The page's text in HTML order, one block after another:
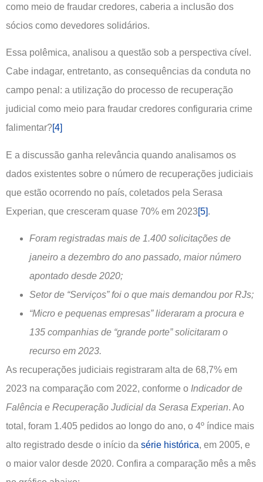
como meio de fraudar credores, caberia a inclusão dos
sócios como devedores solidários.
Essa polêmica, analisou a questão sob a perspectiva cível.
Cabe indagar, entretanto, as consequências da conduta no
campo penal: a utilização do processo de recuperação
judicial como meio para fraudar credores configuraria crime
falimentar?[4]
E a discussão ganha relevância quando analisamos os
dados existentes sobre o número de recuperações judiciais
que estão ocorrendo no país, coletados pela Serasa
Experian, que cresceram quase 70% em 2023[5].
Foram registradas mais de 1.400 solicitações de
janeiro a dezembro do ano passado, maior número
apontado desde 2020;
Setor de “Serviços” foi o que mais demandou por RJs;
“Micro e pequenas empresas” lideraram a procura e
135 companhias de “grande porte” solicitaram o
recurso em 2023.
As recuperações judiciais registraram alta de 68,7% em
2023 na comparação com 2022, conforme o Indicador de
Falência e Recuperação Judicial da Serasa Experian. Ao
total, foram 1.405 pedidos ao longo do ano, o 4º índice mais
alto registrado desde o início da série histórica, em 2005, e
o maior valor desde 2020. Confira a comparação mês a mês